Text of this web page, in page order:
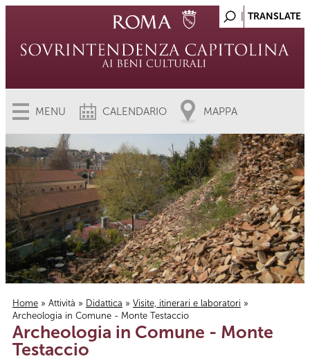
MENU CALENDARIO MAPPA
Tu sei qui
Home » Attività » Didattica » Visite, itinerari e laboratori »
Archeologia in Comune - Monte Testaccio
Archeologia in Comune - Monte
Testaccio